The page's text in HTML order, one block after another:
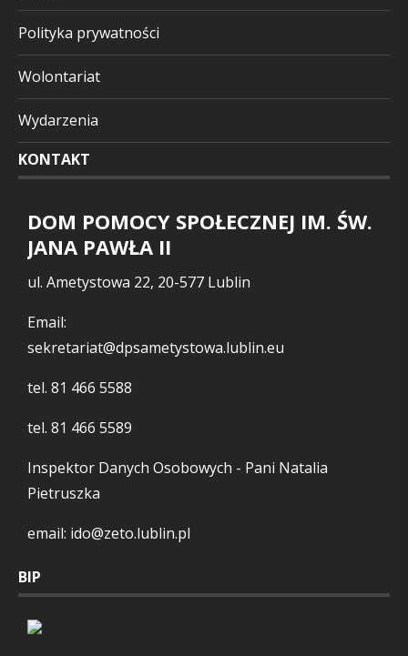
Polityka prywatności
Wolontariat
Wydarzenia
KONTAKT
DOM POMOCY SPOŁECZNEJ IM. ŚW.
JANA PAWŁA II
ul. Ametystowa 22, 20-577 Lublin
Email:
sekretariat@dpsametystowa.lublin.eu
tel. 81 466 5588
tel. 81 466 5589
Inspektor Danych Osobowych - Pani Natalia
Pietruszka
email: ido@zeto.lublin.pl
BIP